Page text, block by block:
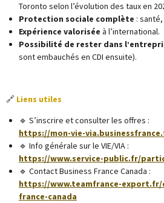
Toronto selon l’évolution des taux en
Protection sociale complète :
Expérience valorisée à l’international.
Possibilité de rester dans
sont embauchés en CDI ensuite).
🔗 Liens utiles
🔹 S’inscrire et consulter les offres :
https://mon-vie-
🔹 Info générale sur le VIE/VIA :
https://www.service-public.fr/
🔹 Contact Business France Canada :
https://www.teamfrance-export.fr/
france-canada